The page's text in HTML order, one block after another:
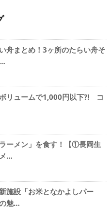
舟まとめ！3ヶ所のたらい舟そ
リュームで1,000円以下?! コ
ラーメン」を食す！【①長岡生
…
施設「お米となかよしパー
魅…